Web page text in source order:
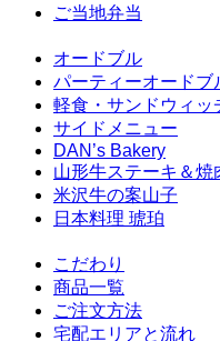
ご当地弁当
オードブル
パーティーオードブ
軽食・サンドウィッ
サイドメニュー
DAN’s Bakery
山形牛ステーキ＆焼
米沢牛の案山子
日本料理 琥珀
こだわり
商品一覧
ご注文方法
宅配エリアと流れ